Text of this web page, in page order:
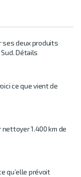
ses deux produits
Détails
ce que vient de
1.400 km de
qu’elle prévoit